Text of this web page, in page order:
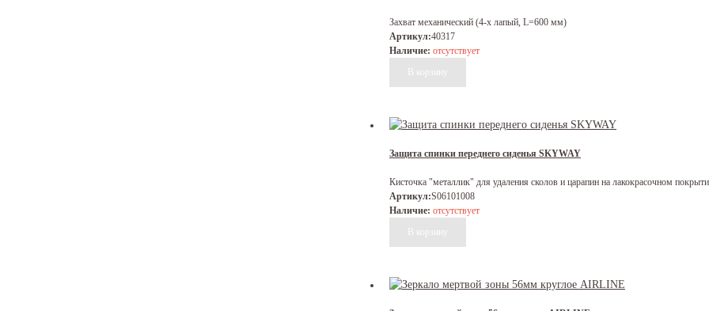
Захват механический (4-х лапый, L=600 мм)
Артикул:40317
Наличие: отсутствует
Защита спинки переднего сиденья SKYWAY
Кисточка "металлик" для удаления сколов и царапин на лакокрасочном
Артикул:S06101008
Наличие: отсутствует